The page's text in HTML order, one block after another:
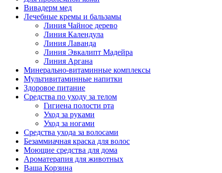
Вивадерм мед
Лечебные кремы и бальзамы
Линия Чайное дерево
Линия Календула
Линия Лаванда
Линия Эвкалипт Мадейра
Линия Аргана
Минерально-витаминные комплексы
Мультивитаминные напитки
Здоровое питание
Средства по уходу за телом
Гигиена полости рта
Уход за руками
Уход за ногами
Средства ухода за волосами
Безаммиачная краска для волос
Моющие средства для дома
Ароматерапия для животных
Ваша Корзина